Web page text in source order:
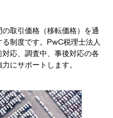
取引価格（移転価格）を通
制度です。PwC税理士法人
応、調査中、事後対応の各
にサポートします。